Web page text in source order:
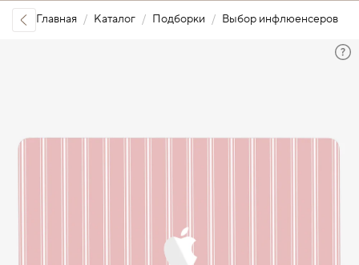
Главная Каталог Подборки Выбор инфлюенсеров